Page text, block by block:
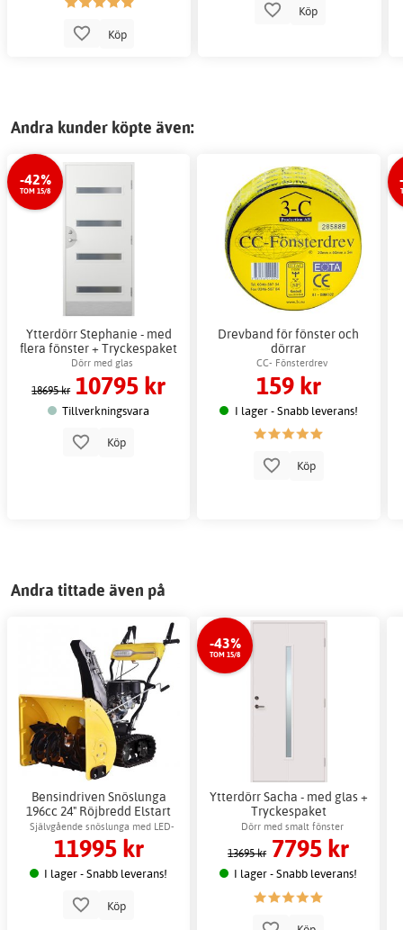
Köp
Köp
Andra kunder köpte även:
-42%
TOM 15/8
Ytterdörr Stephanie - med
flera fönster + Tryckespaket
Dörr med glas
18695 kr 10795 kr
Tillverkningsvara
Köp
Drevband för fönster och
dörrar
CC- Fönsterdrev
159 kr
I lager - Snabb leverans!
Köp
Andra tittade även på
Bensindriven Snöslunga
196cc 24" Röjbredd Elstart
Tvåsteg
Självgående snöslunga med LED-
strålkastare
11995 kr
I lager - Snabb leverans!
Köp
-43%
TOM 15/8
Ytterdörr Sacha - med glas +
Tryckespaket
Dörr med smalt fönster
13695 kr 7795 kr
I lager - Snabb leverans!